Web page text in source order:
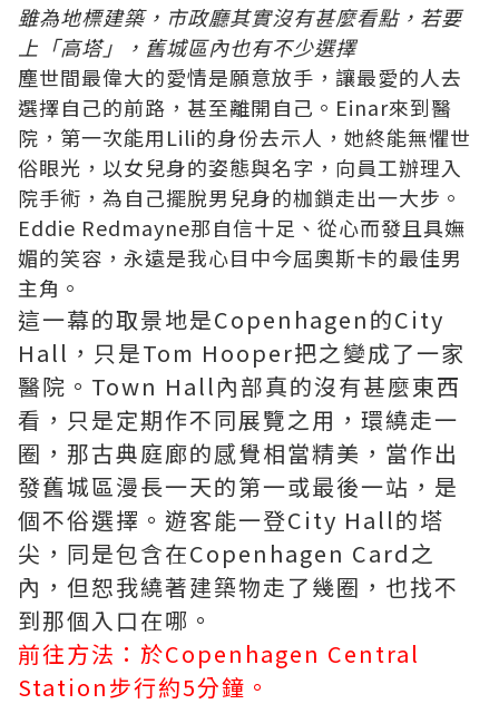
雖為地標建築，市政廳其實沒有甚麼看點，若要
上「高塔」，舊城區內也有不少選擇
塵世間最偉大的愛情是願意放手，讓最愛的人去
選擇自己的前路，甚至離開自己。Einar來到醫
院，第一次能用Lili的身份去示人，她終能無懼世
俗眼光，以女兒身的姿態與名字，向員工辦理入
院手術，為自己擺脫男兒身的枷鎖走出一大步。
Eddie Redmayne那自信十足、從心而發且具嫵
媚的笑容，永遠是我心目中今屆奧斯卡的最佳男
主角。
這一幕的取景地是Copenhagen的City
Hall，只是Tom Hooper把之變成了一家
醫院。Town Hall內部真的沒有甚麼東西
看，只是定期作不同展覽之用，環繞走一
圈，那古典庭廊的感覺相當精美，當作出
發舊城區漫長一天的第一或最後一站，是
個不俗選擇。遊客能一登City Hall的塔
尖，同是包含在Copenhagen Card之
內，但恕我繞著建築物走了幾圈，也找不
到那個入口在哪。
前往方法：於Copenhagen Central
Station步行約5分鐘。